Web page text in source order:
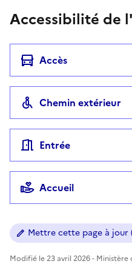
Accessibilité de
Accès
Chemin extérieur
Entrée
Accueil
Mettre cette page à jour
Modifié le 23 avril 2026 - Ministère